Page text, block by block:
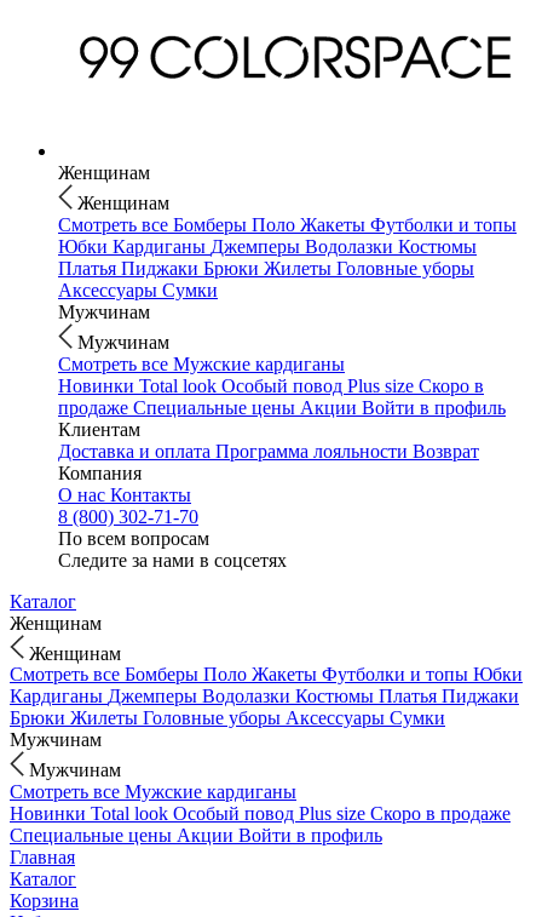
Женщинам
Женщинам
Смотреть все Бомберы Поло Жакеты Футболки и топы
Юбки Кардиганы Джемперы Водолазки Костюмы
Платья Пиджаки Брюки Жилеты Головные уборы
Аксессуары Сумки
Мужчинам
Мужчинам
Смотреть все Мужские кардиганы
Новинки Total look Особый повод Plus size Скоро в
продаже Специальные цены Акции Войти в профиль
Клиентам
Доставка и оплата Программа лояльности Возврат
Компания
О нас Контакты
8 (800) 302-71-70
По всем вопросам
Следите за нами в соцсетях
Каталог
Женщинам
Женщинам
Смотреть все Бомберы Поло Жакеты Футболки и топы Юбки
Кардиганы Джемперы Водолазки Костюмы Платья Пиджаки
Брюки Жилеты Головные уборы Аксессуары Сумки
Мужчинам
Мужчинам
Смотреть все Мужские кардиганы
Новинки Total look Особый повод Plus size Скоро в продаже
Специальные цены Акции Войти в профиль
Главная
Каталог
Корзина